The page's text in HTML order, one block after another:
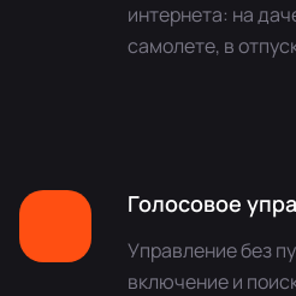
интернета: на
самолете, в
Голосовое
Управление без
включение и